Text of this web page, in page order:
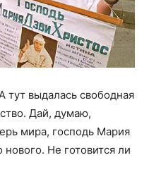
тут выдалась свободная
Дай, думаю,
мира, господь Мария
Не готовится ли